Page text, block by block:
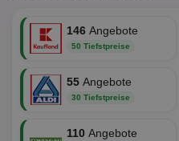
146 Angebote
50 Tiefstpreise
55 Angebote
30 Tiefstpreise
110 Angebote
Unbedingt
Unbedingt erforderliche
wesentliche
Benutzeranmeldung und
Ohne die unbedingt
Website nicht